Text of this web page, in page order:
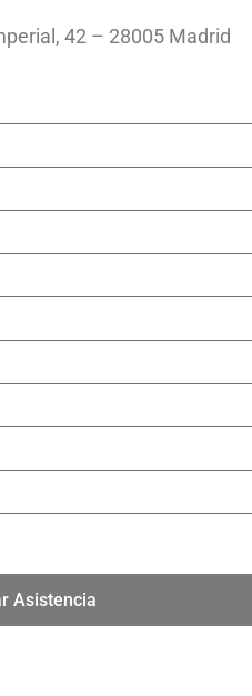
42 – 28005 Madrid
Asistencia